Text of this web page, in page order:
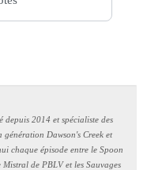
depuis 2014 et spécialiste des
génération Dawson's Creek et
chaque épisode entre le Spoon
de PBLV et les Sauvages